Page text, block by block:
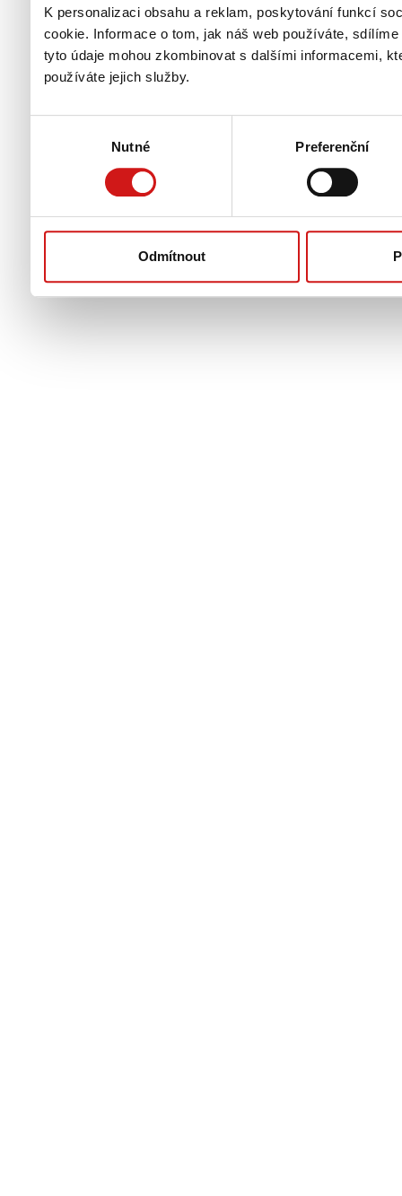
K personalizaci obsahu a reklam, poskytování funkcí
cookie. Informace o tom, jak náš web používáte,
tyto údaje mohou zkombinovat s dalšími informacemi,
používáte jejich služby.
Nutné Preferenční
Odmítnout